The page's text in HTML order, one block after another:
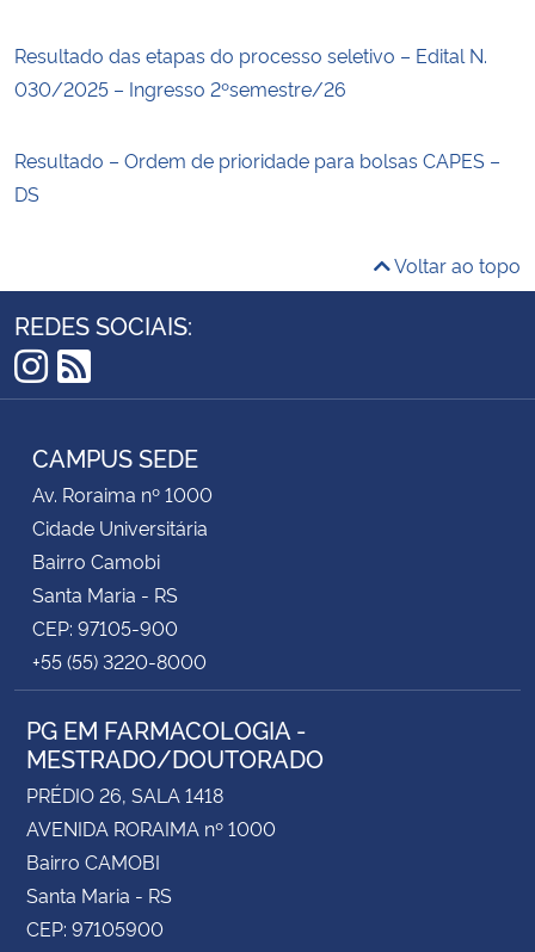
Resultado das etapas do processo seletivo – Edital N.
030/2025 – Ingresso 2ºsemestre/26
Resultado – Ordem de prioridade para bolsas CAPES –
DS
Voltar ao topo
REDES SOCIAIS:
Instagram
RSS
CAMPUS SEDE
Av. Roraima nº 1000
Cidade Universitária
Bairro Camobi
Santa Maria - RS
CEP: 97105-900
+55 (55) 3220-8000
PG EM FARMACOLOGIA -
MESTRADO/DOUTORADO
PRÉDIO 26, SALA 1418
AVENIDA RORAIMA nº 1000
Bairro CAMOBI
Santa Maria - RS
CEP: 97105900